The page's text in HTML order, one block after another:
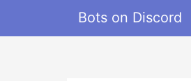
Bots on Discord